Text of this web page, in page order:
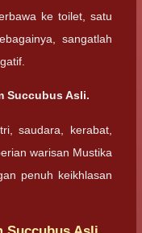
ke toilet, satu
sangatlah
Succubus Asli.
saudara, kerabat,
warisan Mustika
penuh keikhlasan